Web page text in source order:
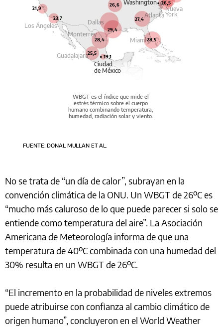
Washington 26,5
26,6
Nueva
York
21,9
Atlanta
23,7 27,4
Dallas
Los Ángeles
29,4
Monterrey
Miami28,5
28,4
25,5
Guadalajara 19,1
Ciudad
de México
WBGT es el índice que mide el
estrés térmico sobre el cuerpo
humano combinando temperatura,
humedad, radiación solar y viento.
FUENTE: DONAL MULLAN ET AL.
No se trata de “un día de calor”, subrayan en la
convención climática de la ONU. Un WBGT de 26ºC es
“mucho más caluroso de lo que puede parecer si solo se
entiende como temperatura del aire”. La Asociación
Americana de Meteorología informa de que una
temperatura de 40ºC combinada con una humedad del
30% resulta en un WBGT de 26ºC.
“El incremento en la probabilidad de niveles extremos
puede atribuirse con confianza al cambio climático de
origen humano”, concluyeron en el World Weather